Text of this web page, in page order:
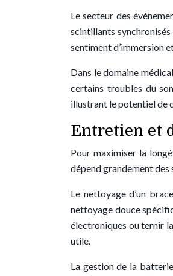
Le secteur des
scintillants
sentiment d’immersion
Dans le domaine
certains troubles du
illustrant le potentiel de
Entretien et
Pour maximiser la
dépend grandement des
Le nettoyage d’un
nettoyage douce
électroniques ou ternir
utile.
La gestion de la